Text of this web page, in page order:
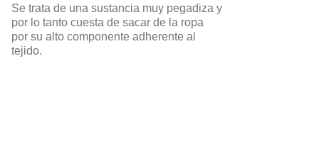
Se trata de una sustancia muy pegadiza y
por lo tanto cuesta de sacar de la ropa
por su alto componente adherente al
tejido.